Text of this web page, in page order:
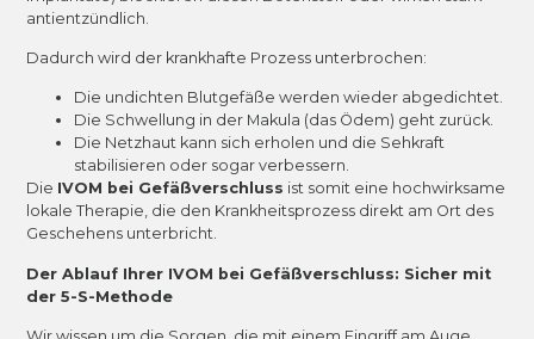
antientzündlich.
Dadurch wird der krankhafte Prozess unterbrochen:
Die undichten Blutgefäße werden wieder abgedichtet.
Die Schwellung in der Makula (das Ödem) geht zurück.
Die Netzhaut kann sich erholen und die Sehkraft
stabilisieren oder sogar verbessern.
Die IVOM bei Gefäßverschluss ist somit eine hochwirksame
lokale Therapie, die den Krankheitsprozess direkt am Ort des
Geschehens unterbricht.
Der Ablauf Ihrer IVOM bei Gefäßverschluss: Sicher mit
der 5-S-Methode